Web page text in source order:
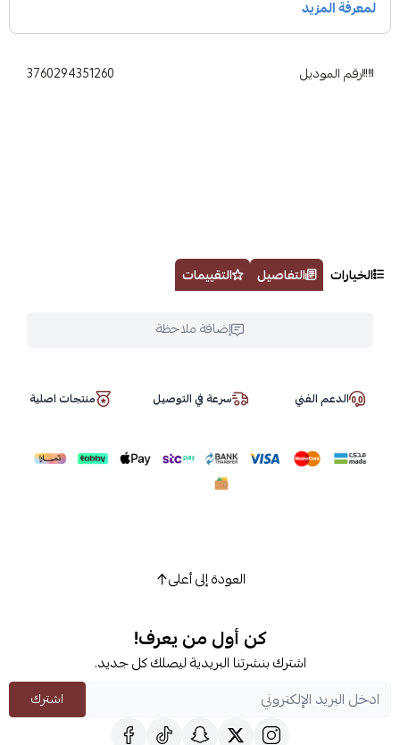
رقم الموديل 3760294351260
الخيارات التفاصيل التقييمات
إضافة ملاحظة
الدعم الفني سرعة في التوصيل منتجات اصلية
العودة إلى أعلى
كن أول من يعرف!
اشترك بنشرتنا البريدية ليصلك كل جديد.
اشترك